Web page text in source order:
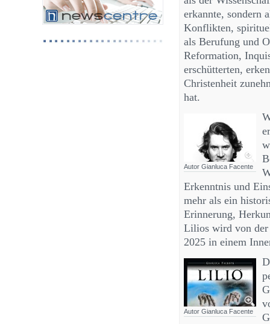
erkannte, sondern
Konflikten,
als Berufung und
Reformation,
erschütterten,
Christenheit
hat.
Autor Gianluca Facente
Erkenntnis und
mehr als ein
Erinnerung,
Lilios wird von der
2025 in einem
Autor Gianluca Facente